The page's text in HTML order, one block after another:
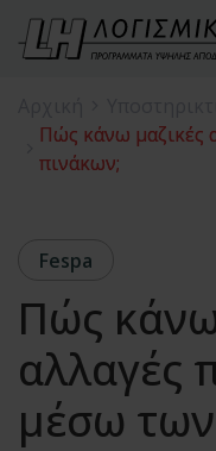
Πώς κάνω μαζικές
πινάκων;
Fespa
Πώς
αλλαγές
μέσω